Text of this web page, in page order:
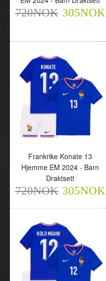
Frankrike Kounde 5
Hjemme EM 2024 - Barn
Draktsett
720NOK 305NOK
Frankrike Konate 13
Hjemme EM 2024 - Barn
Draktsett
720NOK 305NOK